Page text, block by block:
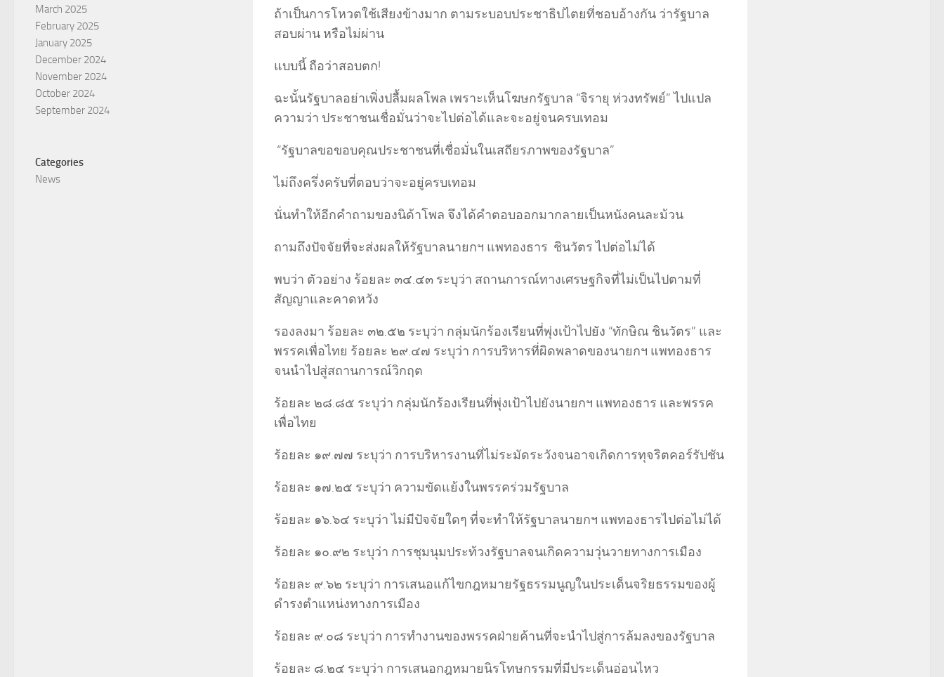
ถ้าเป็นการโหวตใช้เสียงข้างมาก ตามระบอบประชาธิปไตยที่ชอบอ้างกัน ว่ารัฐบาล
สอบผ่าน หรือไม่ผ่าน
แบบนี้ ถือว่าสอบตก!
ฉะนั้นรัฐบาลอย่าเพิ่งปลื้มผลโพล เพราะเห็นโฆษกรัฐบาล “จิรายุ ห่วงทรัพย์” ไปแปล
ความว่า ประชาชนเชื่อมั่นว่าจะไปต่อได้และจะอยู่จนครบเทอม
“รัฐบาลขอขอบคุณประชาชนที่เชื่อมั่นในเสถียรภาพของรัฐบาล”
ไม่ถึงครึ่งครับที่ตอบว่าจะอยู่ครบเทอม
นั่นทำให้อีกคำถามของนิด้าโพล จึงได้คำตอบออกมากลายเป็นหนังคนละม้วน
ถามถึงปัจจัยที่จะส่งผลให้รัฐบาลนายกฯ แพทองธาร ชินวัตร ไปต่อไม่ได้
พบว่า ตัวอย่าง ร้อยละ ๓๔.๔๓ ระบุว่า สถานการณ์ทางเศรษฐกิจที่ไม่เป็นไปตามที่
สัญญาและคาดหวัง
รองลงมา ร้อยละ ๓๒.๕๒ ระบุว่า กลุ่มนักร้องเรียนที่พุ่งเป้าไปยัง “ทักษิณ ชินวัตร” และ
พรรคเพื่อไทย ร้อยละ ๒๙.๔๗ ระบุว่า การบริหารที่ผิดพลาดของนายกฯ แพทองธาร
จนนำไปสู่สถานการณ์วิกฤต
ร้อยละ ๒๘.๘๕ ระบุว่า กลุ่มนักร้องเรียนที่พุ่งเป้าไปยังนายกฯ แพทองธาร และพรรค
เพื่อไทย
ร้อยละ ๑๙.๗๗ ระบุว่า การบริหารงานที่ไม่ระมัดระวังจนอาจเกิดการทุจริตคอร์รัปชัน
ร้อยละ ๑๗.๒๕ ระบุว่า ความขัดแย้งในพรรคร่วมรัฐบาล
ร้อยละ ๑๖.๖๔ ระบุว่า ไม่มีปัจจัยใดๆ ที่จะทำให้รัฐบาลนายกฯ แพทองธารไปต่อไม่ได้
ร้อยละ ๑๐.๙๒ ระบุว่า การชุมนุมประท้วงรัฐบาลจนเกิดความวุ่นวายทางการเมือง
ร้อยละ ๙.๖๒ ระบุว่า การเสนอแก้ไขกฎหมายรัฐธรรมนูญในประเด็นจริยธรรมของผู้
ดำรงตำแหน่งทางการเมือง
ร้อยละ ๙.๐๘ ระบุว่า การทำงานของพรรคฝ่ายค้านที่จะนำไปสู่การล้มลงของรัฐบาล
ร้อยละ ๘.๒๔ ระบุว่า การเสนอกฎหมายนิรโทษกรรมที่มีประเด็นอ่อนไหว
March 2025
February 2025
January 2025
December 2024
November 2024
October 2024
September 2024
Categories
News